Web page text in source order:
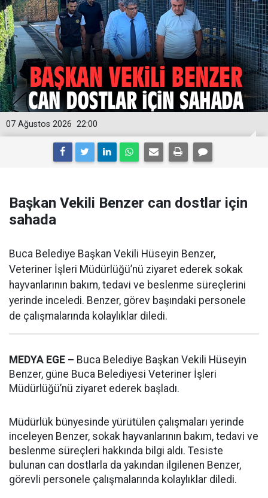
22:00
07 Ağustos 2026
Başkan Vekili Benzer can dostlar için
sahada
Buca Belediye Başkan Vekili Hüseyin Benzer,
Veteriner İşleri Müdürlüğü’nü ziyaret ederek sokak
hayvanlarının bakım, tedavi ve beslenme süreçlerini
yerinde inceledi. Benzer, görev başındaki personele
de çalışmalarında kolaylıklar diledi.
MEDYA EGE – Buca Belediye Başkan Vekili Hüseyin
Benzer, güne Buca Belediyesi Veteriner İşleri
Müdürlüğü’nü ziyaret ederek başladı.
Müdürlük bünyesinde yürütülen çalışmaları yerinde
inceleyen Benzer, sokak hayvanlarının bakım, tedavi ve
beslenme süreçleri hakkında bilgi aldı. Tesiste
bulunan can dostlarla da yakından ilgilenen Benzer,
görevli personele çalışmalarında kolaylıklar diledi.